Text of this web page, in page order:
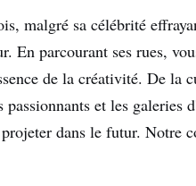
malgré sa célébrité
En parcourant ses rues,
de la créativité. De la
passionnants et les
dans le futur. Notre